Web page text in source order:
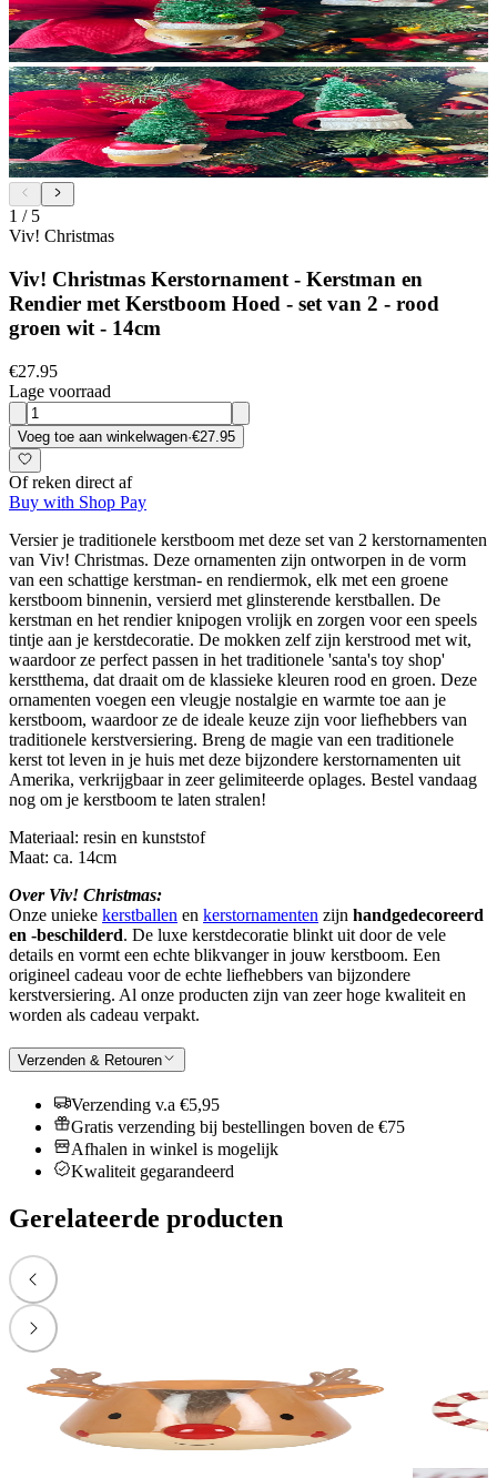
1 / 5
Viv! Christmas
Viv! Christmas Kerstornament - Kerstman en
Rendier met Kerstboom Hoed - set van 2 - rood
groen wit - 14cm
€27.95
Lage voorraad
Voeg toe aan winkelwagen·€27.95
Of reken direct af
Buy with Shop Pay
Versier je traditionele kerstboom met deze set van 2 kerstornamenten
van Viv! Christmas. Deze ornamenten zijn ontworpen in de vorm
van een schattige kerstman- en rendiermok, elk met een groene
kerstboom binnenin, versierd met glinsterende kerstballen. De
kerstman en het rendier knipogen vrolijk en zorgen voor een speels
tintje aan je kerstdecoratie. De mokken zelf zijn kerstrood met wit,
waardoor ze perfect passen in het traditionele 'santa's toy shop'
kerstthema, dat draait om de klassieke kleuren rood en groen. Deze
ornamenten voegen een vleugje nostalgie en warmte toe aan je
kerstboom, waardoor ze de ideale keuze zijn voor liefhebbers van
traditionele kerstversiering. Breng de magie van een traditionele
kerst tot leven in je huis met deze bijzondere kerstornamenten uit
Amerika, verkrijgbaar in zeer gelimiteerde oplages. Bestel vandaag
nog om je kerstboom te laten stralen!
Materiaal: resin en kunststof
Maat: ca. 14cm
Over Viv! Christmas:
Onze unieke kerstballen en kerstornamenten zijn handgedecoreerd
en -beschilderd. De luxe kerstdecoratie blinkt uit door de vele
details en vormt een echte blikvanger in jouw kerstboom. Een
origineel cadeau voor de echte liefhebbers van bijzondere
kerstversiering. Al onze producten zijn van zeer hoge kwaliteit en
worden als cadeau verpakt.
Verzenden & Retouren
Verzending v.a €5,95
Gratis verzending bij bestellingen boven de €75
Afhalen in winkel is mogelijk
Kwaliteit gegarandeerd
Gerelateerde producten